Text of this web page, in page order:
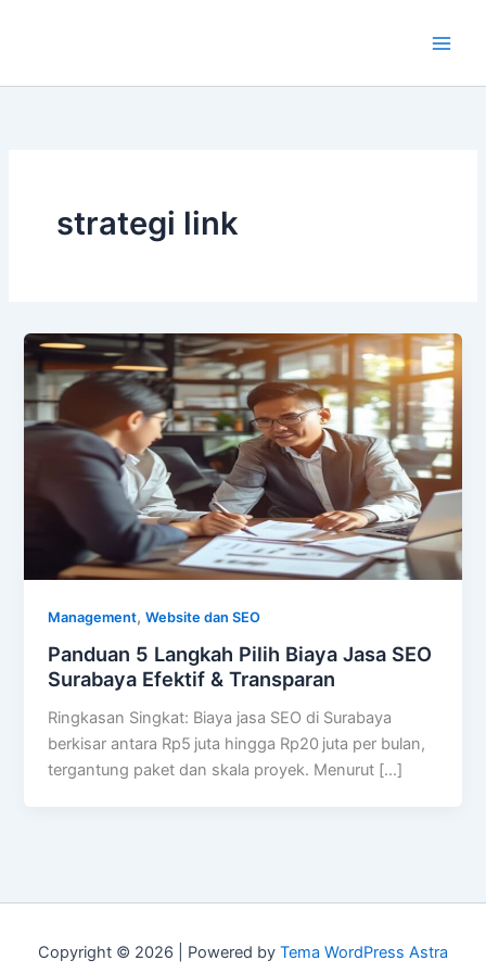
strategi link
Management,Website dan SEO
Panduan 5 Langkah Pilih Biaya Jasa SEO
Surabaya Efektif & Transparan
Ringkasan Singkat: Biaya jasa SEO di Surabaya
berkisar antara Rp5 juta hingga Rp20 juta per bulan,
tergantung paket dan skala proyek. Menurut […]
Copyright © 2026 | Powered by Tema WordPress Astra